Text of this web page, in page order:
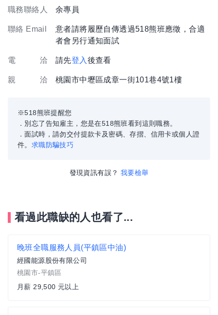
職務聯絡人 余專員
聯絡 Email
意者請將履歷自傳透過518熊班應徵，合適
者會另行通知面試
電 洽 請先登入 後查看
親 洽 桃園市中壢區成章一街101巷4號1樓
※518熊班提醒您
．別忘了告知雇主，您是在518熊班看到這則職務。
．面試時，請勿交付提款卡及密碼、存摺、信用卡或個人證
件。 求職防騙技巧
發現資訊有誤？ 我要檢舉
看過此職缺的人也看了...
晚班全職服務人員(平鎮區中油)
經國能源股份有限公司
桃園市-平鎮區
月薪 29,500 元以上